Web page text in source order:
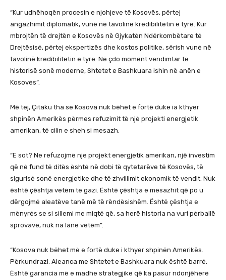
“Kur udhëhoqën procesin e njohjeve të Kosovës, përtej
angazhimit diplomatik, vunë në tavolinë kredibilitetin e tyre. Kur
mbrojtën të drejtën e Kosovës në Gjykatën Ndërkombëtare të
Drejtësisë, përtej ekspertizës dhe kostos politike, sërish vunë në
tavolinë kredibilitetin e tyre. Në çdo moment vendimtar të
historisë sonë moderne, Shtetet e Bashkuara ishin në anën e
Kosovës”.
Më tej, Çitaku tha se Kosova nuk bëhet e fortë duke ia kthyer
shpinën Amerikës përmes refuzimit të një projekti energjetik
amerikan, të cilin e sheh si mesazh.
“E sot? Ne refuzojmë një projekt energjetik amerikan, një investim
që në fund të ditës është në dobi të qytetarëve të Kosovës, të
sigurisë sonë energjetike dhe të zhvillimit ekonomik të vendit. Nuk
është çështja vetëm te gazi. Është çështja e mesazhit që po u
dërgojmë aleatëve tanë më të rëndësishëm. Është çështja e
mënyrës se si sillemi me miqtë që, sa herë historia na vuri përballë
sprovave, nuk na lanë vetëm”.
“Kosova nuk bëhet më e fortë duke i kthyer shpinën Amerikës.
Përkundrazi. Aleanca me Shtetet e Bashkuara nuk është barrë.
Është garancia më e madhe strategjike që ka pasur ndonjëherë